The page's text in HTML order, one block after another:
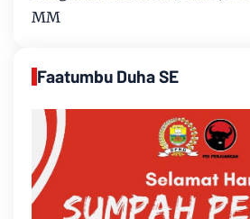
MM
Faatumbu Duha SE